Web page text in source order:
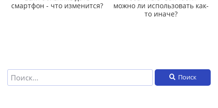
смартфон - что изменится?
можно ли использовать как-
то иначе?
Поиск